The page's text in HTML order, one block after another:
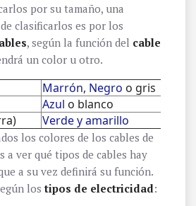
por su tamaño, una
clasificarlos es por los
, según la función del cable
un color u otro.
Marrón, Negro o gris
Azul o blanco
Verde y amarillo
los colores de los cables de
a ver qué tipos de cables hay
a su vez definirá su función.
lostipos de electricidad: